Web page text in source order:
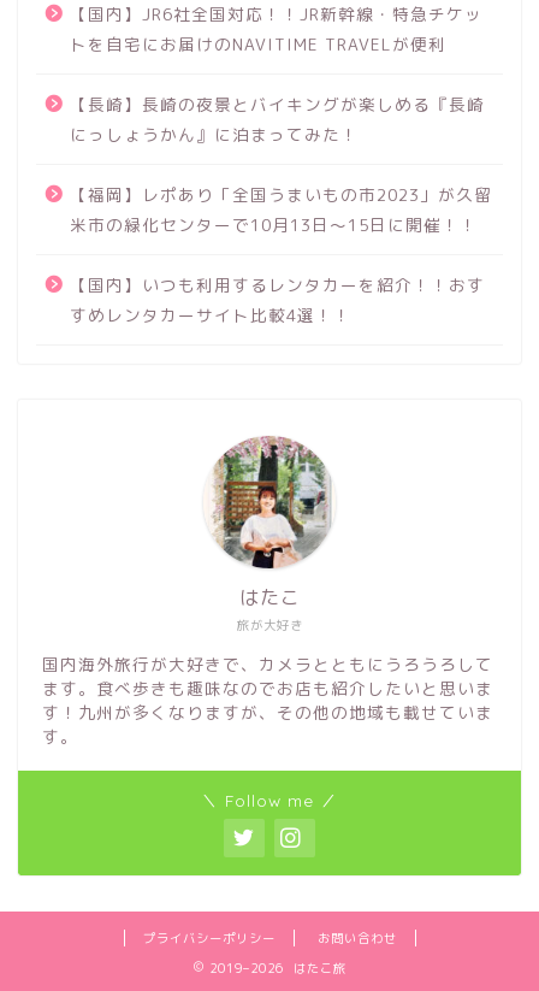
【国内】JR6社全国対応！！JR新幹線・特急チケッ
トを自宅にお届けのNAVITIME TRAVELが便利
【長崎】長崎の夜景とバイキングが楽しめる『長崎
にっしょうかん』に泊まってみた！
【福岡】レポあり「全国うまいもの市2023」が久留
米市の緑化センターで10月13日～15日に開催！！
【国内】いつも利用するレンタカーを紹介！！おす
すめレンタカーサイト比較4選！！
旅が大好き
はたこ
国内海外旅行が大好きで、カメラとともにうろうろして
ます。食べ歩きも趣味なのでお店も紹介したいと思いま
す！九州が多くなりますが、その他の地域も載せていま
す。
＼ Follow me ／
プライバシーポリシー
お問い合わせ
2019–2026 はたこ旅